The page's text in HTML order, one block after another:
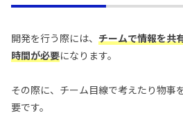
開発を行う際には、 チームで情報を共
時間が必要になります。
その際に、チーム目線で考えたり物事
要です。